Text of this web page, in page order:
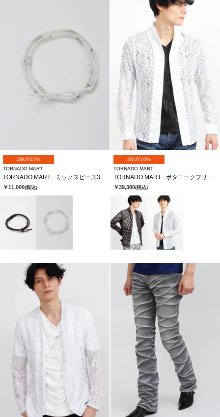
2BUY10%
TORNADO MART
TORNADO MART∴ミックスビーズ3連ラップブレス
￥11,000(税込)
2BUY10%
TORNADO MART
TORNADO MART∴ボタニークブリリオシャツ
￥39,380(税込)